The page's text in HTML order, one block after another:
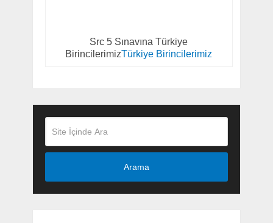
Src 5 Sınavına Türkiye
BirincilerimizTürkiye Birincilerimiz
Arama